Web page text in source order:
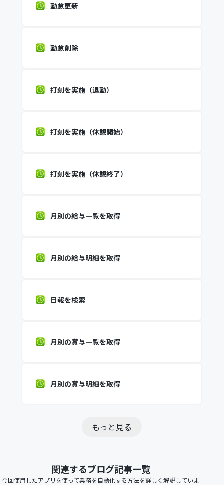
勤怠更新
勤怠削除
打刻を実施（退勤）
打刻を実施（休憩開始）
打刻を実施（休憩終了）
月別の給与一覧を取得
月別の給与明細を取得
日報を検索
月別の賞与一覧を取得
月別の賞与明細を取得
もっと見る
関連するブログ記事一覧
今回使用したアプリを使って業務を自動化する方法を詳しく解説していま